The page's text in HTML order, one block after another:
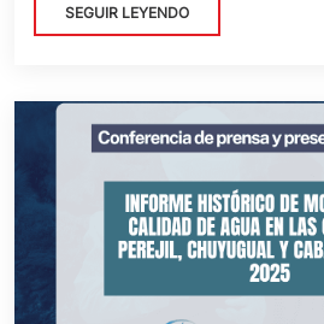
SEGUIR LEYENDO